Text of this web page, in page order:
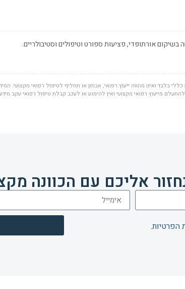
אורתופדי, פציעות ספורט וטיפולים וסטיבולריים.
בלבד ואינו מהווה ייעוץ רפואי, אבחון או תחליף לטיפול רפואי מקצועי.
מייעוץ רפואי מקצועי ואין להימנע או לעכב קבלת טיפול רפואי עקב
אליכם עם הכוונה
הפרטיות.